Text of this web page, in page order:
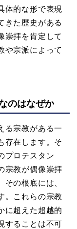
体的な形で表現
きた歴史がある
崇拝を肯定して
や宗派によって
のはなぜか
る宗教がある一
存在します。そ
プロテスタン
宗教が偶像崇拝
の根底には、
。これらの宗教
に超えた超越的
することは不可